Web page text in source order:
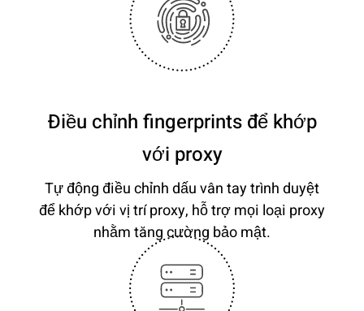
Điều chỉnh fingerprints để khớp
với proxy
Tự động điều chỉnh dấu vân tay trình duyệt
để khớp với vị trí proxy, hỗ trợ mọi loại proxy
nhằm tăng cường bảo mật.